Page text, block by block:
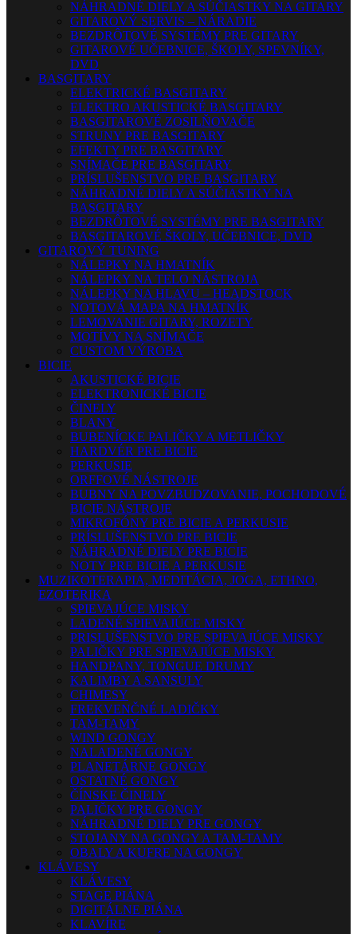
NÁHRADNÉ DIELY A SÚČIASTKY NA GITARY
GITAROVÝ SERVIS – NÁRADIE
BEZDRÔTOVÉ SYSTÉMY PRE GITARY
GITAROVÉ UČEBNICE, ŠKOLY, SPEVNÍKY,
DVD
BASGITARY
ELEKTRICKÉ BASGITARY
ELEKTRO AKUSTICKÉ BASGITARY
BASGITAROVÉ ZOSILŇOVAČE
STRUNY PRE BASGITARY
EFEKTY PRE BASGITARY
SNÍMAČE PRE BASGITARY
PRÍSLUŠENSTVO PRE BASGITARY
NÁHRADNÉ DIELY A SÚČIASTKY NA
BASGITARY
BEZDRÔTOVÉ SYSTÉMY PRE BASGITARY
BASGITAROVÉ ŠKOLY, UČEBNICE, DVD
GITAROVÝ TUNING
NÁLEPKY NA HMATNÍK
NÁLEPKY NA TELO NÁSTROJA
NÁLEPKY NA HLAVU – HEADSTOCK
NOTOVÁ MAPA NA HMATNÍK
LEMOVANIE GITARY, ROZETY
MOTÍVY NA SNÍMAČE
CUSTOM VÝROBA
BICIE
AKUSTICKÉ BICIE
ELEKTRONICKÉ BICIE
ČINELY
BLANY
BUBENÍCKE PALIČKY A METLIČKY
HARDVÉR PRE BICIE
PERKUSIE
ORFFOVÉ NÁSTROJE
BUBNY NA POVZBUDZOVANIE, POCHODOVÉ
BICIE NÁSTROJE
MIKROFÓNY PRE BICIE A PERKUSIE
PRÍSLUŠENSTVO PRE BICIE
NÁHRADNÉ DIELY PRE BICIE
NOTY PRE BICIE A PERKUSIE
MUZIKOTERAPIA, MEDITÁCIA, JOGA, ETHNO,
EZOTERIKA
SPIEVAJÚCE MISKY
LADENÉ SPIEVAJÚCE MISKY
PRISLUŠENSTVO PRE SPIEVAJÚCE MISKY
PALIČKY PRE SPIEVAJÚCE MISKY
HANDPANY, TONGUE DRUMY
KALIMBY A SANSULY
CHIMESY
FREKVENČNÉ LADIČKY
TAM-TAMY
WIND GONGY
NALADENÉ GONGY
PLANETÁRNE GONGY
OSTATNÉ GONGY
ČÍNSKE ČINELY
PALIČKY PRE GONGY
NÁHRADNÉ DIELY PRE GONGY
STOJANY NA GONGY A TAM-TAMY
OBALY A KUFRE NA GONGY
KLÁVESY
KLÁVESY
STAGE PIÁNA
DIGITÁLNE PIÁNA
KLAVÍRE